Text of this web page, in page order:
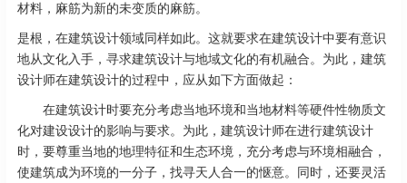
材料，麻筋为新的未变质的麻筋。
是根，在建筑设计领域同样如此。这就要求在建筑设计中要有意识
地从文化入手，寻求建筑设计与地域文化的有机融合。为此，建筑
设计师在建筑设计的过程中，应从如下方面做起：
在建筑设计时要充分考虑当地环境和当地材料等硬件性物质文
化对建设设计的影响与要求。为此，建筑设计师在进行建筑设计
时，要尊重当地的地理特征和生态环境，充分考虑与环境相融合，
使建筑成为环境的一分子，找寻天人合一的惬意。同时，还要灵活